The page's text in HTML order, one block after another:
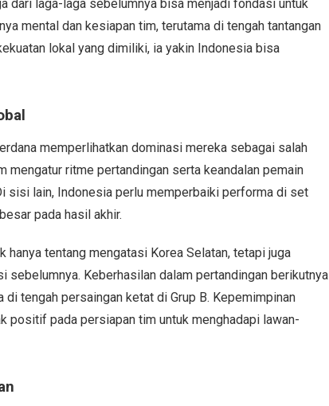
dari laga-laga sebelumnya bisa menjadi fondasi untuk
mental dan kesiapan tim, terutama di tengah tantangan
lokal yang dimiliki, ia yakin Indonesia bisa
memperlihatkan dominasi mereka sebagai salah
mengatur ritme pertandingan serta keandalan pemain
sisi lain, Indonesia perlu memperbaiki performa di set
pada hasil akhir.
hanya tentang mengatasi Korea Selatan, tetapi juga
Keberhasilan dalam pertandingan berikutnya
tengah persaingan ketat di Grup B. Kepemimpinan
positif pada persiapan tim untuk menghadapi lawan-